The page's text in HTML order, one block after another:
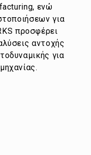
ενώ
για
προσφέρει
αντοχής
για